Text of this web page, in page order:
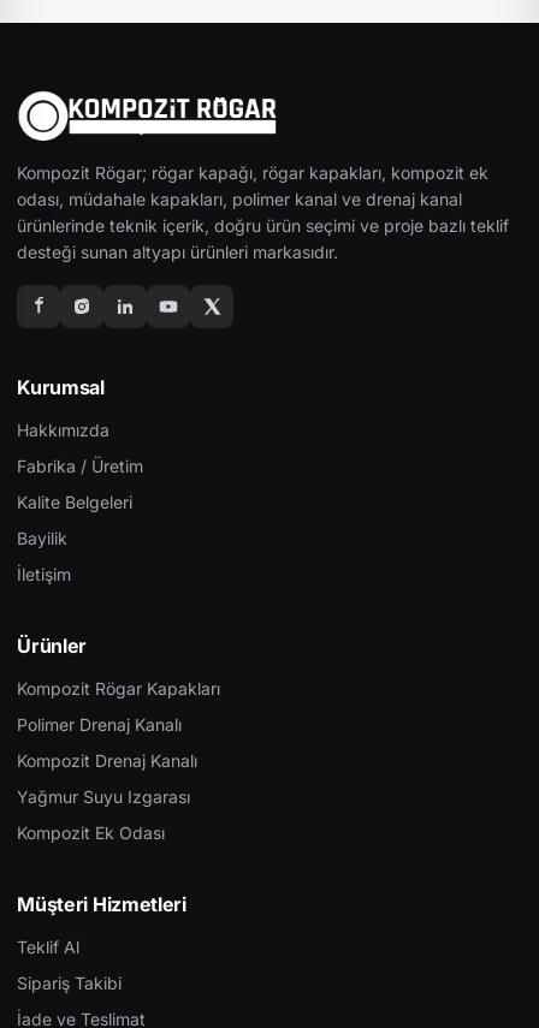
Kompozit Rögar; rögar kapağı, rögar kapakları, kompozit ek
odası, müdahale kapakları, polimer kanal ve drenaj kanal
ürünlerinde teknik içerik, doğru ürün seçimi ve proje bazlı teklif
desteği sunan altyapı ürünleri markasıdır.
Kurumsal
Hakkımızda
Fabrika / Üretim
Kalite Belgeleri
Bayilik
İletişim
Ürünler
Kompozit Rögar Kapakları
Polimer Drenaj Kanalı
Kompozit Drenaj Kanalı
Yağmur Suyu Izgarası
Kompozit Ek Odası
Müşteri Hizmetleri
Teklif Al
Sipariş Takibi
İade ve Teslimat